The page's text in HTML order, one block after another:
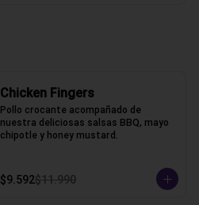
Chicken Fingers
Pollo crocante acompañado de
nuestra deliciosas salsas BBQ, mayo
chipotle y honey mustard.
$9.592$11.990